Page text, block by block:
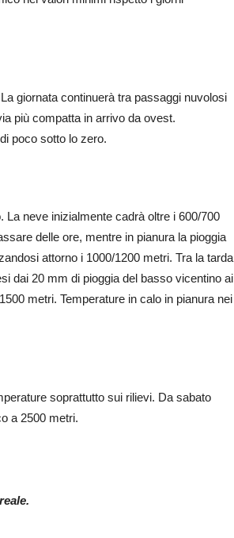
giornata continuerà tra passaggi nuvolosi
più compatta in arrivo da ovest.
poco sotto lo zero.
La neve inizialmente cadrà oltre i 600/700
delle ore, mentre in pianura la pioggia
attorno i 1000/1200 metri. Tra la tarda
dai 20 mm di pioggia del basso vicentino ai
metri. Temperature in calo in pianura nei
soprattutto sui rilievi. Da sabato
a 2500 metri.